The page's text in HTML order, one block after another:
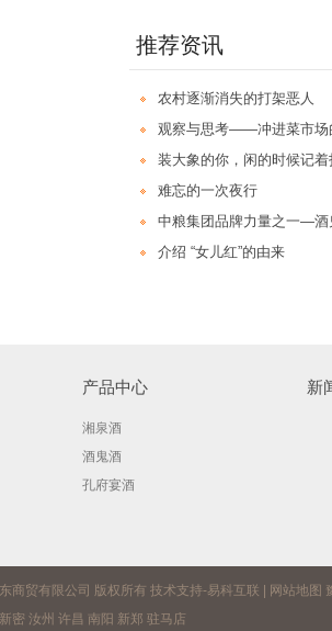
推荐资讯
农村逐渐消失的打架恶人
观察与思考——冲进菜市场
装大象的你，闲的时候记
难忘的一次夜行
中粮集团品牌力量之一—酒
介绍 “女儿红”的由来
产品中心
湘泉酒
酒鬼酒
孔府宴酒
新
商贸有限公司 版权所有 技术支持-易科互联 网站地图
新密 汝州 许昌 南阳 新郑 驻马店